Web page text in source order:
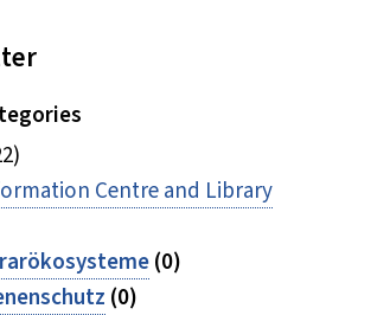
Centre and Library
(0)
(0)